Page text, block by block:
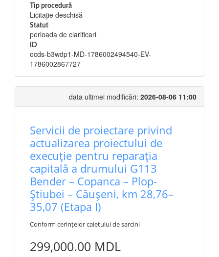
Tip procedură
Licitație deschisă
Statut
perioada de clarificari
ID
ocds-b3wdp1-MD-1786002494540-EV-
1786002867727
data ultimei modificări: 2026-08-06 11:00
Servicii de proiectare privind
actualizarea proiectului de
execuție pentru reparația
capitală a drumului G113
Bender – Copanca – Plop-
Știubei – Căușeni, km 28,76–
35,07 (Etapa I)
Conform cerințelor caietului de sarcini
299,000.00 MDL